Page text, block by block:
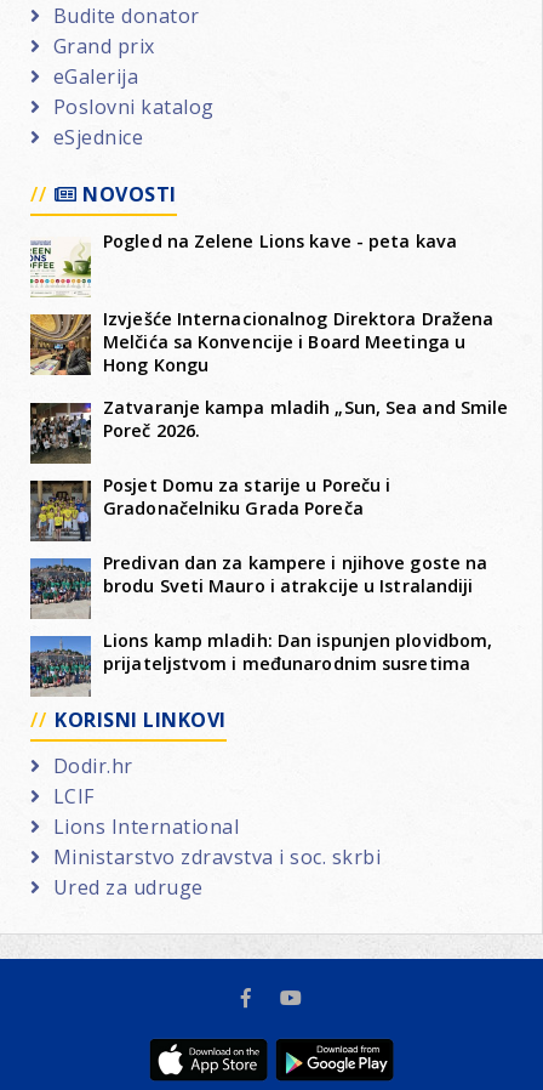
Budite donator
Grand prix
eGalerija
Poslovni katalog
eSjednice
NOVOSTI
Pogled na Zelene Lions kave - peta kava
Izvješće Internacionalnog Direktora Dražena
Melčića sa Konvencije i Board Meetinga u
Hong Kongu
Zatvaranje kampa mladih „Sun, Sea and Smile
Poreč 2026.
Posjet Domu za starije u Poreču i
Gradonačelniku Grada Poreča
Predivan dan za kampere i njihove goste na
brodu Sveti Mauro i atrakcije u Istralandiji
Lions kamp mladih: Dan ispunjen plovidbom,
prijateljstvom i međunarodnim susretima
KORISNI LINKOVI
Dodir.hr
LCIF
Lions International
Ministarstvo zdravstva i soc. skrbi
Ured za udruge